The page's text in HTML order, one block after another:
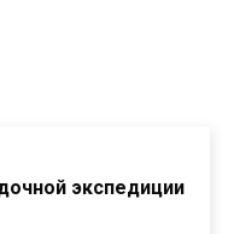
экспедиции